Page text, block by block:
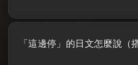
「這邊停」的日文怎麼說（